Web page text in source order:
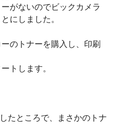
がないのでビックカメラ
にしました。
のトナーを購入し、印刷
トします。
たところで、まさかのトナ